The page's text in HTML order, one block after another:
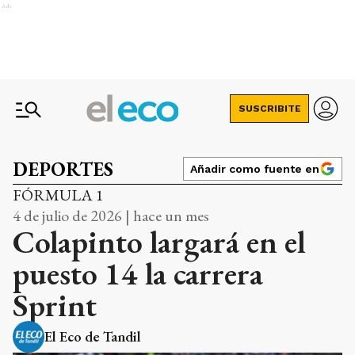
Ads
SUSCRIBITE
DEPORTES Añadir como fuente en
FÓRMULA 1
4 de julio de 2026 | hace un mes
Colapinto largará en el
puesto 14 la carrera
Sprint
El Eco de Tandil